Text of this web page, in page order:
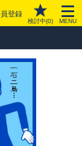
登録
検討中(0) MENU